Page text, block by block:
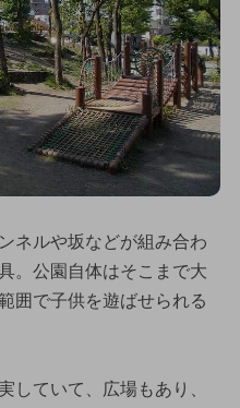
ネルや坂などが組み合わ
。公園自体はそこまで大
囲で子供を遊ばせられる
していて、広場もあり、